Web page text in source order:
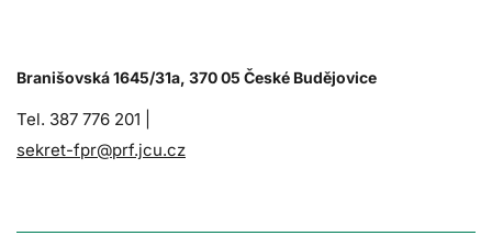
Branišovská 1645/31a, 370 05 České Budějovice
Tel. 387 776 201 |
sekret-fpr@prf.jcu.cz